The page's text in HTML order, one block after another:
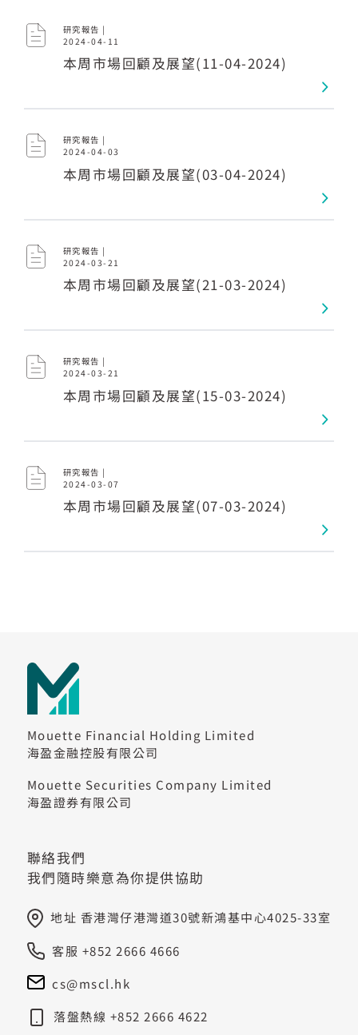
研究報告 |
2024-04-11
本周市場回顧及展望(11-04-2024)
研究報告 |
2024-04-03
本周市場回顧及展望(03-04-2024)
研究報告 |
2024-03-21
本周市場回顧及展望(21-03-2024)
研究報告 |
2024-03-21
本周市場回顧及展望(15-03-2024)
研究報告 |
2024-03-07
本周市場回顧及展望(07-03-2024)
Mouette Financial Holding Limited
海盈金融控股有限公司
Mouette Securities Company Limited
海盈證券有限公司
聯絡我們
我們隨時樂意為你提供協助
地址 香港灣仔港灣道30號新鴻基中心4025-33室
客服 +852 2666 4666
cs@mscl.hk
落盤熱線 +852 2666 4622